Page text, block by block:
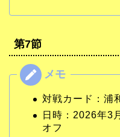
第7節
対戦カード：浦
日時：2026年3
オフ